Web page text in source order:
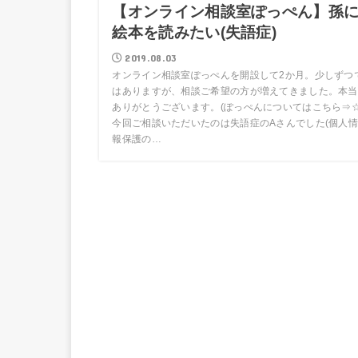
【オンライン相談室ぽっぺん】孫に
絵本を読みたい(失語症)
2019.08.03
オンライン相談室ぽっぺんを開設して2か月。少しずつ
はありますが、相談ご希望の方が増えてきました。本
ありがとうございます。(ぽっぺんについてはこちら
今回ご相談いただいたのは失語症のAさんでした(個人情
報保護の…